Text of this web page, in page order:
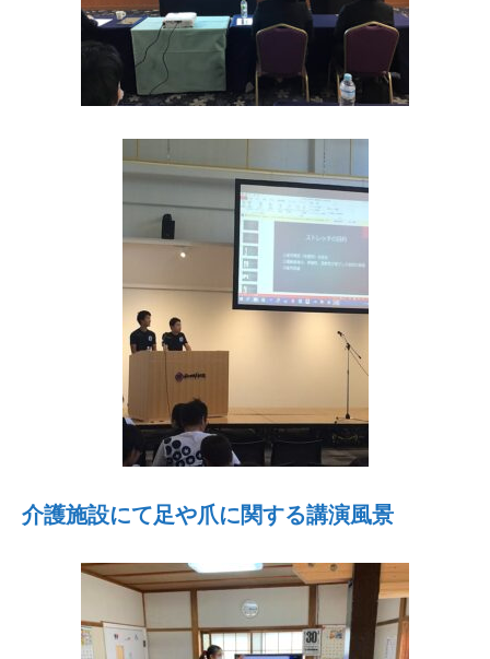
介護施設にて足や爪に関する講演風景